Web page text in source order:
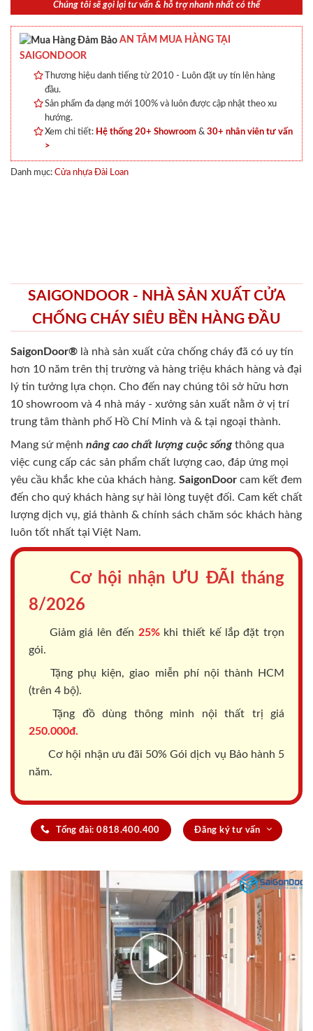
Chúng tôi sẽ gọi lại tư vấn & hỗ trợ nhanh nhất có thể
AN TÂM MUA HÀNG TẠI
SAIGONDOOR
Thương hiệu danh tiếng từ 2010 - Luôn đặt uy tín lên hàng
đầu.
Sản phẩm đa dạng mới 100% và luôn được cập nhật theo xu
hướng.
Xem chi tiết: Hệ thống 20+ Showroom & 30+ nhân viên tư vấn
>
Danh mục: Cửa nhựa Đài Loan
SAIGONDOOR - NHÀ SẢN XUẤT CỬA
CHỐNG CHÁY SIÊU BỀN HÀNG ĐẦU
SaigonDoor® là nhà sản xuất cửa chống cháy đã có uy tín
hơn 10 năm trên thị trường và hàng triệu khách hàng và đại
lý tin tưởng lựa chọn. Cho đến nay chúng tôi sở hữu hơn
10 showroom và 4 nhà máy - xưởng sản xuất nằm ở vị trí
trung tâm thành phố Hồ Chí Minh và & tại ngoại thành.
Mang sứ mệnh nâng cao chất lượng cuộc sốngthông qua
việc cung cấp các sản phẩm chất lượng cao, đáp ứng mọi
yêu cầu khắc khe của khách hàng. SaigonDoor cam kết đem
đến cho quý khách hàng sự hài lòng tuyệt đối. Cam kết chất
lượng dịch vụ, giá thành & chính sách chăm sóc khách hàng
luôn tốt nhất tại Việt Nam.
Cơ hội nhận ƯU ĐÃI tháng
8/2026
Giảm giá lên đến 25%khi thiết kế lắp đặt trọn
gói.
Tặng phụ kiện, giao miễn phí nội thành HCM
(trên 4 bộ).
Tặng đồ dùng thông minh nội thất trị giá
250.000đ.
Cơ hội nhận ưu đãi 50% Gói dịch vụ Bảo hành 5
năm.
Tổng đài: 0818.400.400 Đăng ký tư vấn